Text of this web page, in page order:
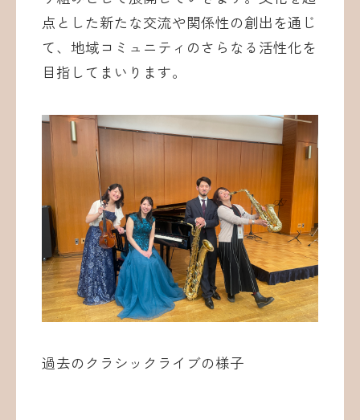
点とした新たな交流や関係性の創出を通じ
て、地域コミュニティのさらなる活性化を
目指してまいります。
過去のクラシックライブの様子